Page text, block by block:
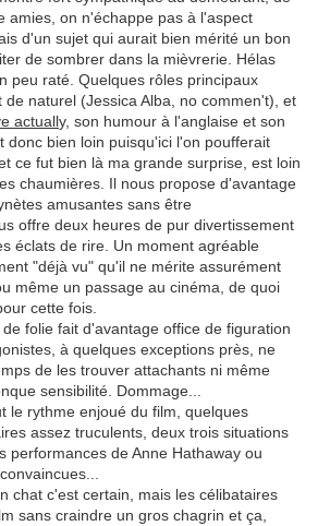
amies, on n'échappe pas à l'aspect
d'un sujet qui aurait bien mérité un bon
de sombrer dans la mièvrerie. Hélas
peu raté. Quelques rôles principaux
de naturel (Jessica Alba, no commen't), et
actually, son humour à l'anglaise et son
donc bien loin puisqu'ici l'on poufferait
ce fut bien là ma grande surprise, est loin
chaumières. Il nous propose d'avantage
amusantes sans être
offre deux heures de pur divertissement
éclats de rire. Un moment agréable
"déjà vu" qu'il ne mérite assurément
même un passage au cinéma, de quoi
cette fois.
folie fait d'avantage office de figuration
à quelques exceptions près, ne
de les trouver attachants ni même
sensibilité. Dommage...
le rythme enjoué du film, quelques
assez truculents, deux trois situations
performances de Anne Hathaway ou
chat c'est certain, mais les célibataires
sans craindre un gros chagrin et ça,